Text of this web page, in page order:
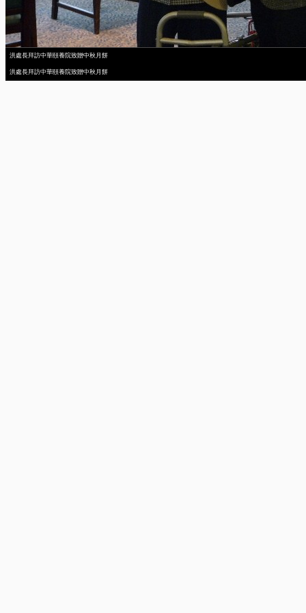
洪處長拜訪中華頤養院致贈中秋月餅
洪處長拜訪中華頤養院致贈中秋月餅